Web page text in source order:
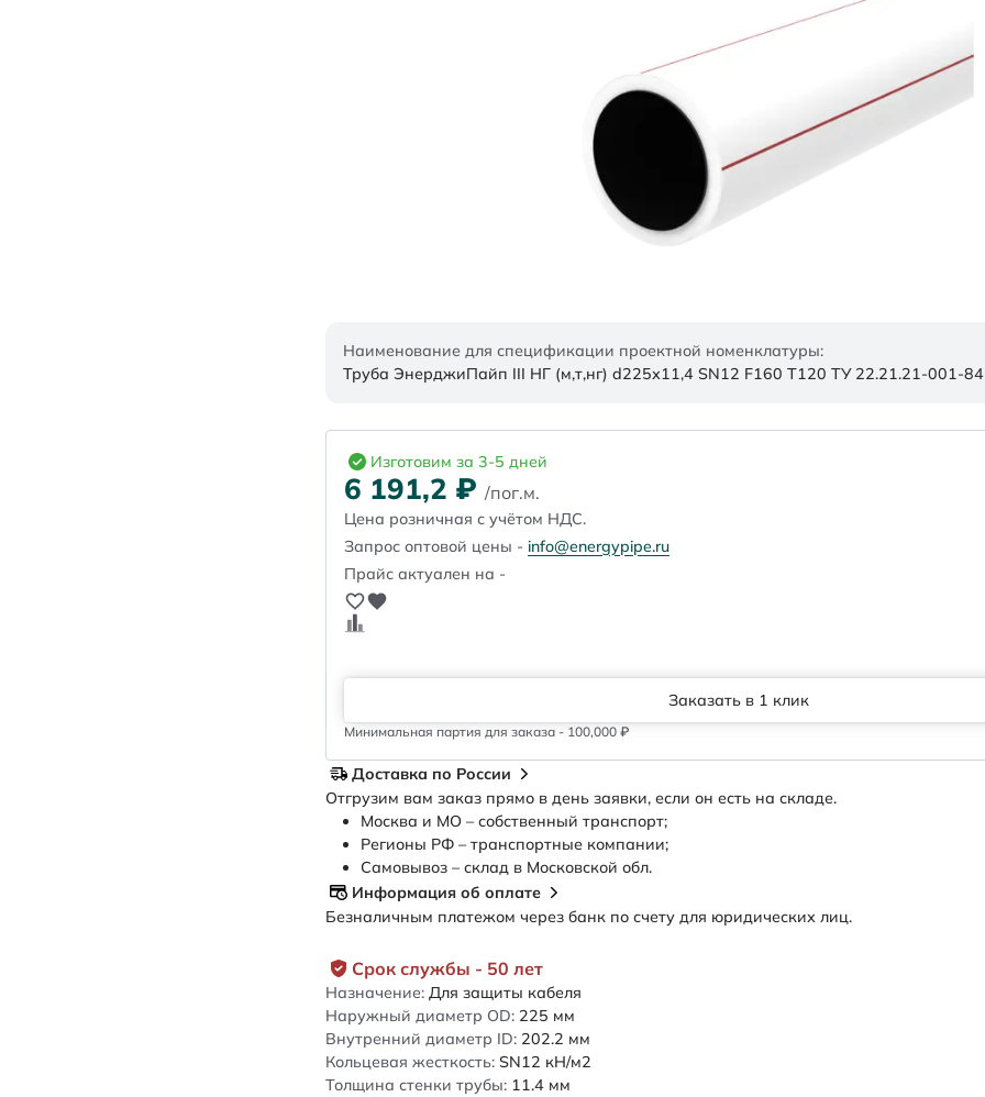
Наименование для спецификации проектной номенклатуры:
Труба ЭнерджиПайп III НГ (м,т,нг) d225х11,4 SN12 F160 Т120 ТУ 22.21.21-001-
Срок службы - 50 лет
Назначение: Для защиты кабеля
Наружный диаметр OD: 225 мм
Внутренний диаметр ID: 202.2 мм
Кольцевая жесткость: SN12 кН/м2
Толщина стенки трубы: 11.4 мм
Изготовим за 3-5 дней
6 191,2 ₽ /пог.м.
Цена розничная с учётом НДС.
Запрос оптовой цены - info@energypipe.ru
Прайс актуален на -
Заказать в 1 клик
Минимальная партия для заказа - 100,000 ₽
Доставка по России
Отгрузим вам заказ прямо в день заявки, если он есть на складе.
Москва и МО – собственный транспорт;
Регионы РФ – транспортные компании;
Самовывоз – склад в Московской обл.
Информация об оплате
Безналичным платежом через банк по счету для юридических лиц.